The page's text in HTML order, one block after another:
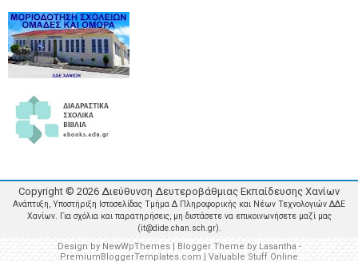
Copyright © 2026 Διεύθυνση Δευτεροβάθμιας Εκπαίδευσης Χανίων
Ανάπτυξη, Υποστήριξη Ιστοσελίδας Τμήμα Δ Πληροφορικής και Νέων Τεχνολογιών ΔΔΕ
Χανίων. Για σχόλια και παρατηρήσεις, μη διστάσετε να επικοινωνήσετε μαζί μας
(it@dide.chan.sch.gr).
Design byNewWpThemes| Blogger Theme byLasantha-
PremiumBloggerTemplates.com|Valuable Stuff Online